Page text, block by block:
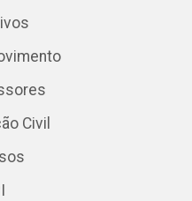
Civil